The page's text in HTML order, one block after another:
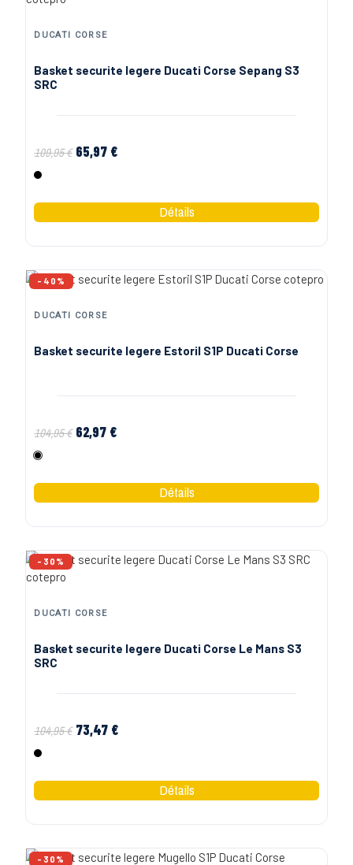
DUCATI CORSE
Basket securite legere Ducati Corse Sepang S3
SRC
109,95 € 65,97 €
Noir
DUCATI CORSE
Basket securite legere Estoril S1P Ducati Corse
104,95 € 62,97 €
Noir
-40%
DUCATI CORSE
Basket securite legere Ducati Corse Le Mans S3
SRC
104,95 € 73,47 €
Noir
-30%
-30%